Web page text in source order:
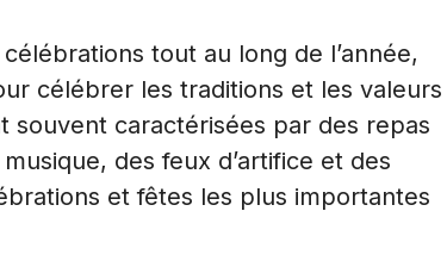
tout au long de l’année,
célébrer les traditions et les valeurs
souvent caractérisées par des repas
des feux d’artifice et des
et fêtes les plus importantes